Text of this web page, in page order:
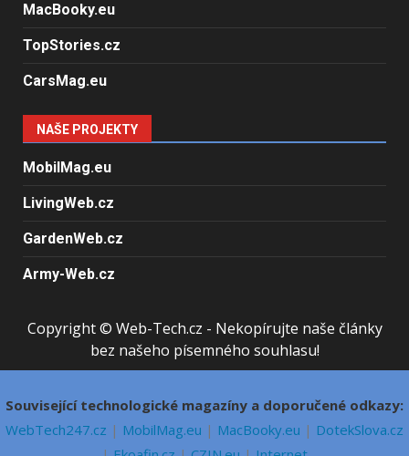
MacBooky.eu
TopStories.cz
CarsMag.eu
NAŠE PROJEKTY
MobilMag.eu
LivingWeb.cz
GardenWeb.cz
Army-Web.cz
Copyright © Web-Tech.cz - Nekopírujte naše články
bez našeho písemného souhlasu!
Související technologické magazíny a doporučené odkazy:
WebTech247.cz | MobilMag.eu | MacBooky.eu | DotekSlova.cz